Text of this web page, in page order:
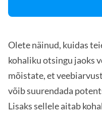
Olete näinud, kuidas
kohaliku otsingu jaoks
mõistate, et
võib suurendada
Lisaks sellele aitab